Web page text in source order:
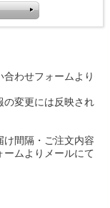
わせフォームより
の変更には反映され
け間隔・ご注文内容
ムよりメールにて